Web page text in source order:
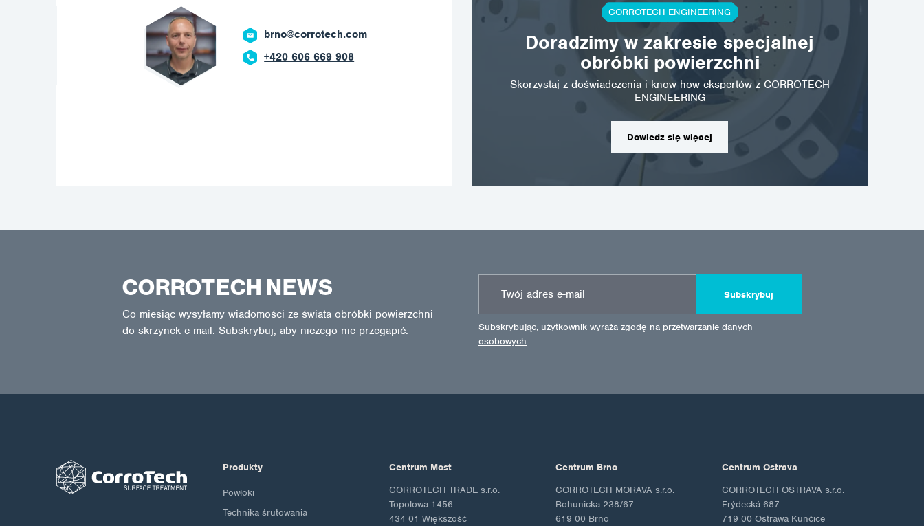
brno@corrotech.com
+420 606 669 908
ostrava@corrotech.com
+420 602 789 403
CORROTECH ENGINEERING
Doradzimy w zakresie specjalnej
obróbki powierzchni
Skorzystaj z doświadczenia i know-how ekspertów z CORROTECH
ENGINEERING
Dowiedz się więcej
CORROTECH NEWS
Co miesiąc wysyłamy wiadomości ze świata obróbki powierzchni
do skrzynek e-mail. Subskrybuj, aby niczego nie przegapić.
Subskrybuj
Subskrybując, użytkownik wyraża zgodę na przetwarzanie danych
osobowych.
Produkty
Powłoki
Technika śrutowania
Centrum Most
CORROTECH TRADE s.r.o.
Topolowa 1456
434 01 Większość
Centrum Brno
CORROTECH MORAVA s.r.o.
Bohunicka 238/67
619 00 Brno
Centrum Ostrava
CORROTECH OSTRAVA s.r.o.
Frýdecká 687
719 00 Ostrawa Kunčice